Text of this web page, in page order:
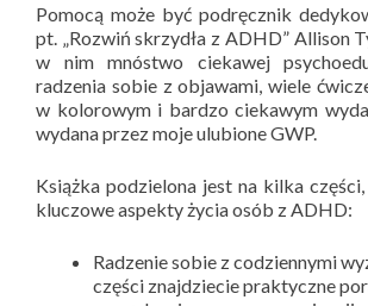
Pomocą może być podręcznik
pt. „Rozwiń skrzydła z ADHD” Allison
w nim mnóstwo ciekawej
radzenia sobie z objawami, wiele
w kolorowym i bardzo ciekawym
wydana przez moje ulubione GWP.
Książka podzielona jest na kilka
kluczowe aspekty życia osób z ADHD:
Radzenie sobie z codziennymi
części znajdziecie praktyczne